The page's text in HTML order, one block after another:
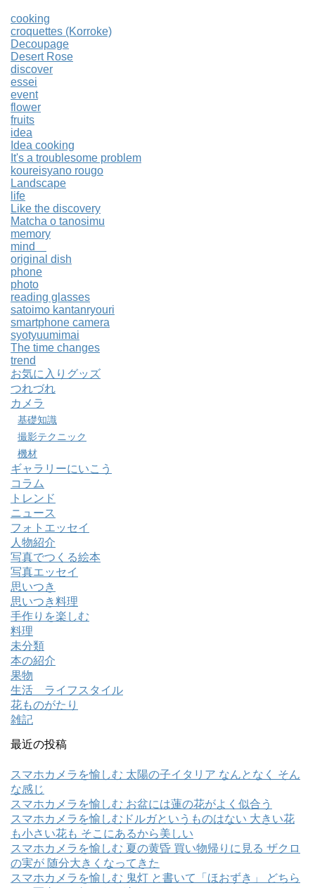
cooking
croquettes (Korroke)
Decoupage
Desert Rose
discover
essei
event
flower
fruits
idea
Idea cooking
It's a troublesome problem
koureisyano rougo
Landscape
life
Like the discovery
Matcha o tanosimu
memory
mind
original dish
phone
photo
reading glasses
satoimo kantanryouri
smartphone camera
syotyuumimai
The time changes
trend
お気に入りグッズ
つれづれ
カメラ
基礎知識
撮影テクニック
機材
ギャラリーにいこう
コラム
トレンド
ニュース
フォトエッセイ
人物紹介
写真でつくる絵本
写真エッセイ
思いつき
思いつき料理
手作りを楽しむ
料理
未分類
本の紹介
果物
生活 ライフスタイル
花ものがたり
雑記
最近の投稿
スマホカメラを愉しむ 太陽の子イタリア なんとなく そん
な感じ
スマホカメラを愉しむ お盆には蓮の花がよく似合う
スマホカメラを愉しむドルガというものはない 大きい花
も小さい花も そこにあるから美しい
スマホカメラを愉しむ 夏の黄昏 買い物帰りに見る ザクロ
の実が 随分大きくなってきた
スマホカメラを愉しむ 鬼灯 と書いて「ほおずき」 どちら